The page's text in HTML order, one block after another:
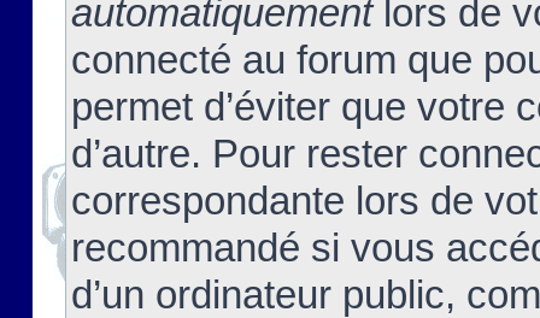
automatiquementlors de
connecté au forum que
permet d’éviter que votre
d’autre. Pour rester
correspondante lors de
recommandé si vous
d’un ordinateur public,